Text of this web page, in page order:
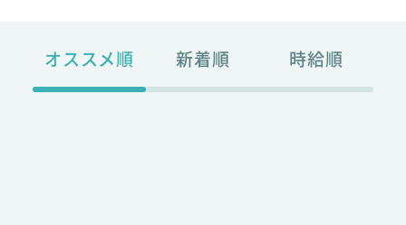
オススメ順 新着順 時給順